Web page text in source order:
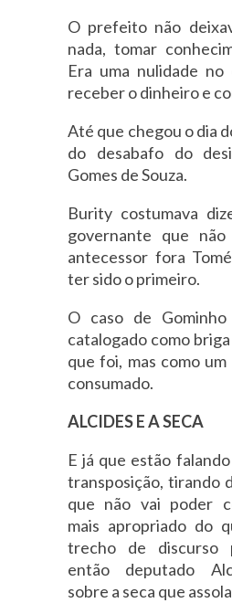
O prefeito não
nada, tomar
Era uma nulidade no
receber o dinheiro e
Até que chegou o dia
do desabafo do
Gomes de Souza.
Burity costumava
governante que
antecessor fora
ter sido o primeiro.
O caso de
catalogado como
que foi, mas como
consumado.
ALCIDES E A SECA
E já que estão
transposição, tirando
que não vai poder
mais apropriado do
trecho de discurso
então deputado
sobre a seca que